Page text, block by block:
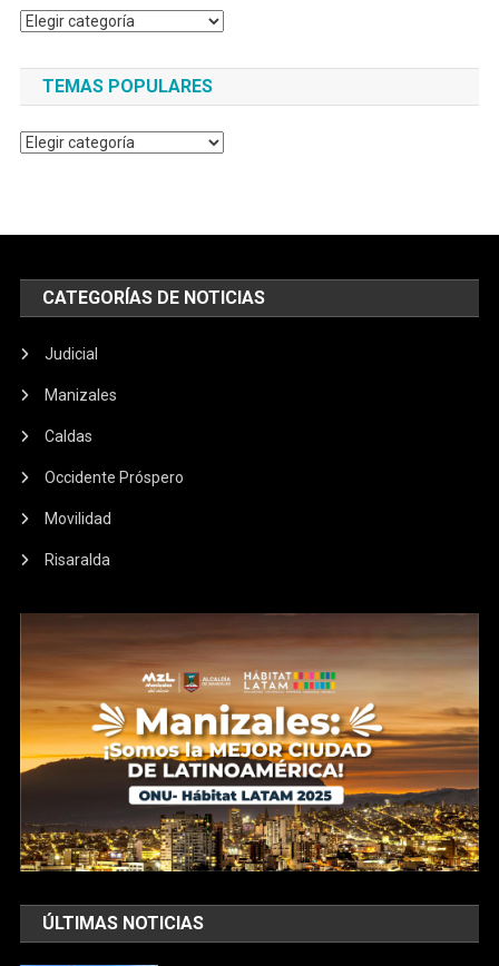
Categorías
TEMAS POPULARES
Temas
CATEGORÍAS DE NOTICIAS
Judicial
Manizales
Caldas
Occidente Próspero
Movilidad
Risaralda
ÚLTIMAS NOTICIAS